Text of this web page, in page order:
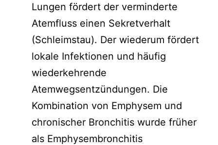
Lungen fördert der verminderte
Atemfluss einen Sekretverhalt
(Schleimstau). Der wiederum fördert
lokale Infektionen und häufig
wiederkehrende
Atemwegsentzündungen. Die
Kombination von Emphysem und
chronischer Bronchitis wurde früher
als Emphysembronchitis